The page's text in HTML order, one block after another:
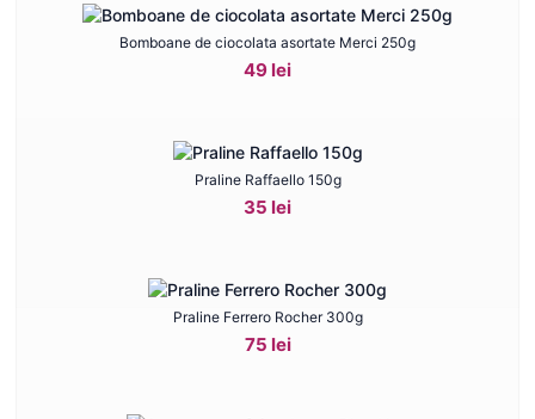
Bomboane de ciocolata asortate Merci 250g
49 lei
Praline Raffaello 150g
35 lei
Praline Ferrero Rocher 300g
75 lei